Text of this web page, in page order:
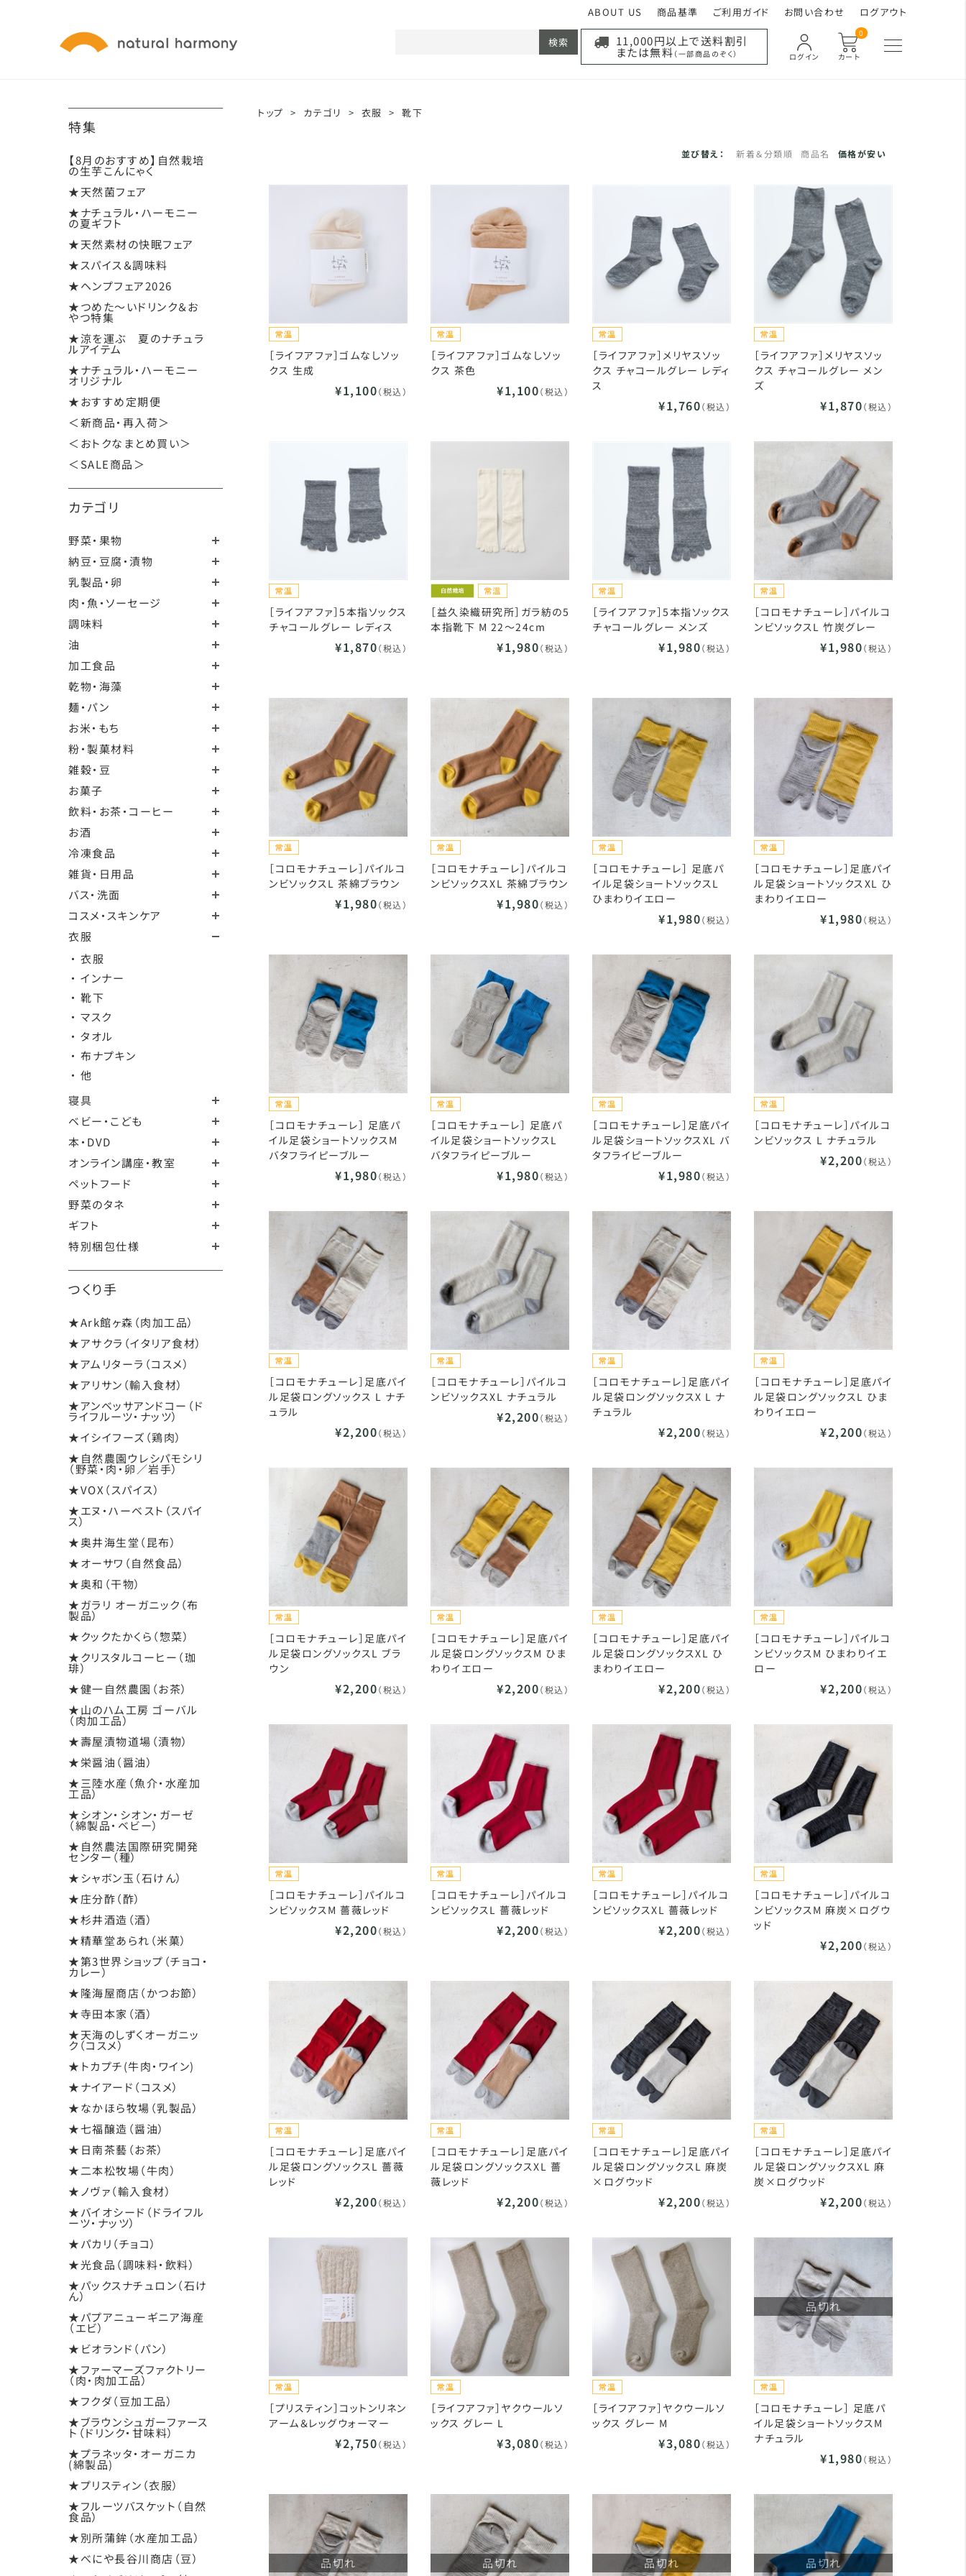
ABOUT US 商品基準 ご利用ガイド お問い合わせ ログアウト
カート
0
ログイン
11,000円以上で送料割引
または無料 （一部商品のぞく）
検索
特集
【8月のおすすめ】自然栽培
の生芋こんにゃく
★天然菌フェア
★ナチュラル・ハーモニー
の夏ギフト
★天然素材の快眠フェア
★スパイス＆調味料
★ヘンプフェア2026
★つめた～いドリンク＆お
やつ特集
★涼を運ぶ 夏のナチュラ
ルアイテム
★ナチュラル・ハーモニー
オリジナル
★おすすめ定期便
＜新商品・再入荷＞
＜おトクなまとめ買い＞
＜SALE商品＞
カテゴリ
野菜・果物
納豆・豆腐・漬物
乳製品・卵
肉・魚・ソーセージ
調味料
油
加工食品
乾物・海藻
麺・パン
お米・もち
粉・製菓材料
雑穀・豆
お菓子
飲料・お茶・コーヒー
お酒
冷凍食品
雑貨・日用品
バス・洗面
コスメ・スキンケア
衣服
・ 衣服
・ インナー
・ 靴下
・ マスク
・ タオル
・ 布ナプキン
・ 他
寝具
ベビー・こども
本・DVD
オンライン講座・教室
ペットフード
野菜のタネ
ギフト
特別梱包仕様
つくり手
★Ark館ヶ森（肉加工品）
★アサクラ（イタリア食材）
★アムリターラ（コスメ）
★アリサン（輸入食材）
★アンベッサアンドコー（ド
ライフルーツ・ナッツ）
★イシイフーズ（鶏肉）
★自然農園ウレシパモシリ
（野菜・肉・卵／岩手）
★VOX（スパイス）
★エヌ・ハーベスト（スパイ
ス）
★奥井海生堂（昆布）
★オーサワ（自然食品）
★奥和（干物）
★ガラリ オーガニック（布
製品）
★クックたかくら（惣菜）
★クリスタルコーヒー（珈
琲）
★健一自然農園（お茶）
★山のハム工房 ゴーバル
（肉加工品）
★壽屋漬物道場（漬物）
★栄醤油（醤油）
★三陸水産（魚介・水産加
工品）
★シオン・シオン・ガーゼ
（綿製品・ベビー）
★自然農法国際研究開発
センター（種）
★シャボン玉（石けん）
★庄分酢（酢）
★杉井酒造（酒）
★精華堂あられ（米菓）
★第3世界ショップ（チョコ・
カレー）
★隆海屋商店（かつお節）
★寺田本家（酒）
★天海のしずくオーガニッ
ク（コスメ）
★トカプチ(牛肉・ワイン)
★ナイアード（コスメ）
★なかほら牧場（乳製品）
★七福醸造（醤油）
★日南茶藝（お茶）
★二本松牧場（牛肉）
★ノヴァ（輸入食材）
★バイオシード（ドライフル
ーツ・ナッツ）
★パカリ（チョコ）
★光食品（調味料・飲料）
★パックスナチュロン（石け
ん）
★パプアニューギニア海産
（エビ）
★ビオランド（パン）
★ファーマーズファクトリー
（肉・肉加工品）
★フクダ（豆加工品）
★ブラウンシュガーファース
ト（ドリンク・甘味料）
★プラネッタ・オーガニカ
(綿製品)
★プリスティン（衣服）
★フルーツバスケット（自然
食品）
★別所蒲鉾（水産加工品）
★べにや長谷川商店（豆）
トップ > カテゴリ > 衣服 > 靴下
並び替え： 新着＆分類順 商品名 価格が安い
［ライフアファ］ゴムなしソッ
クス 生成
¥1,100（税込）
［ライフアファ］ゴムなしソッ
クス 茶色
¥1,100（税込）
［ライフアファ］メリヤスソッ
クス チャコールグレー レディ
ス
¥1,760（税込）
［ライフアファ］メリヤスソッ
クス チャコールグレー メン
ズ
¥1,870（税込）
［ライフアファ］5本指ソックス
チャコールグレー レディス
¥1,870（税込）
［益久染織研究所］ガラ紡の5
本指靴下 M 22～24cm
¥1,980（税込）
［ライフアファ］5本指ソックス
チャコールグレー メンズ
¥1,980（税込）
［コロモナチューレ］パイルコ
ンビソックスL 竹炭グレー
¥1,980（税込）
［コロモナチューレ］パイルコ
ンビソックスL 茶綿ブラウン
¥1,980（税込）
［コロモナチューレ］パイルコ
ンビソックスXL 茶綿ブラウン
¥1,980（税込）
［コロモナチューレ］ 足底パ
イル足袋ショートソックスL
ひまわりイエロー
¥1,980（税込）
［コロモナチューレ］足底パイ
ル足袋ショートソックスXL ひ
まわりイエロー
¥1,980（税込）
［コロモナチューレ］ 足底パ
イル足袋ショートソックスM
バタフライピーブルー
¥1,980（税込）
［コロモナチューレ］ 足底パ
イル足袋ショートソックスL
バタフライピーブルー
¥1,980（税込）
［コロモナチューレ］足底パイ
ル足袋ショートソックスXL バ
タフライピーブルー
¥1,980（税込）
［コロモナチューレ］パイルコ
ンビソックス L ナチュラル
¥2,200（税込）
［コロモナチューレ］足底パイ
ル足袋ロングソックス L ナチ
ュラル
¥2,200（税込）
［コロモナチューレ］パイルコ
ンビソックスXL ナチュラル
¥2,200（税込）
［コロモナチューレ］足底パイ
ル足袋ロングソックスX L ナ
チュラル
¥2,200（税込）
［コロモナチューレ］足底パイ
ル足袋ロングソックスL ひま
わりイエロー
¥2,200（税込）
［コロモナチューレ］足底パイ
ル足袋ロングソックスL ブラ
ウン
¥2,200（税込）
［コロモナチューレ］足底パイ
ル足袋ロングソックスM ひま
わりイエロー
¥2,200（税込）
［コロモナチューレ］足底パイ
ル足袋ロングソックスXL ひ
まわりイエロー
¥2,200（税込）
［コロモナチューレ］パイルコ
ンビソックスM ひまわりイエ
ロー
¥2,200（税込）
［コロモナチューレ］パイルコ
ンビソックスM 薔薇レッド
¥2,200（税込）
［コロモナチューレ］パイルコ
ンビソックスL 薔薇レッド
¥2,200（税込）
［コロモナチューレ］パイルコ
ンビソックスXL 薔薇レッド
¥2,200（税込）
［コロモナチューレ］パイルコ
ンビソックスM 麻炭×ログウ
ッド
¥2,200（税込）
［コロモナチューレ］足底パイ
ル足袋ロングソックスL 薔薇
レッド
¥2,200（税込）
［コロモナチューレ］足底パイ
ル足袋ロングソックスXL 薔
薇レッド
¥2,200（税込）
［コロモナチューレ］足底パイ
ル足袋ロングソックスL 麻炭
×ログウッド
¥2,200（税込）
［コロモナチューレ］足底パイ
ル足袋ロングソックスXL 麻
炭×ログウッド
¥2,200（税込）
［プリスティン］コットンリネン
アーム＆レッグウォーマー
¥2,750（税込）
［ライフアファ］ヤクウールソ
ックス グレー L
¥3,080（税込）
［ライフアファ］ヤクウールソ
ックス グレー M
¥3,080（税込）
品切れ
［コロモナチューレ］ 足底パ
イル足袋ショートソックスM
ナチュラル
¥1,980（税込）
品切れ 品切れ 品切れ 品切れ